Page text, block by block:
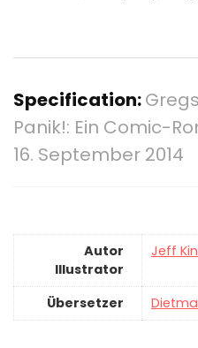
Specification:
Panik!: Ein Comic-
16. September 2014
Autor
Illustrator
Jeff
Übersetzer